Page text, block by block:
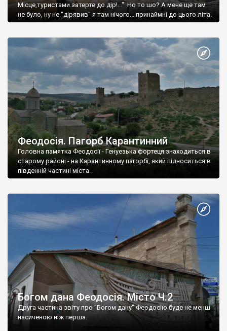
Місце,туристами затерте до дір!..." Но то шо? А мене ще там
не було, ну не "дірявив" я там нічого... принаймні до цього літа.
Феодосія. Пагорб Карантинний
Головна памятка Феодосії - Генуезька фортеця знаходиться в
старому районі - на Карантинному пагорбі, який підноситься в
південній частині міста.
Богом дана Феодосія. Місто Ч.2
Друга частина звіту про "Богом дану" Феодосію буде не менш
насиченою ніж перша.